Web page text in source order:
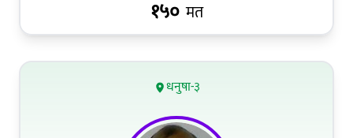
१५० मत
धनुषा-३